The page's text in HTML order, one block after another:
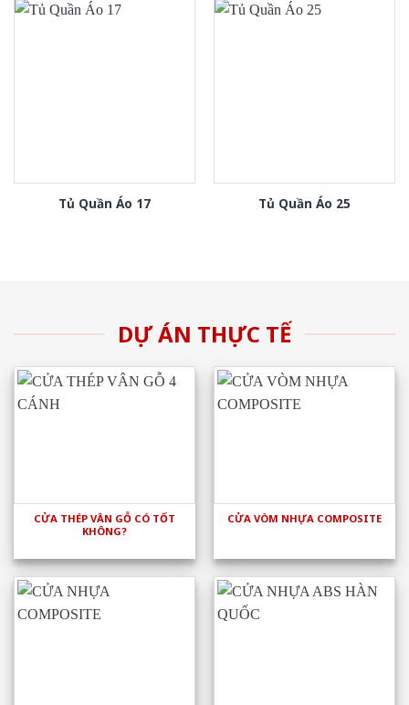
Tủ Quần Áo 17 Tủ Quần Áo 25
DỰ ÁN THỰC TẾ
CỬA THÉP VÂN GỖ CÓ TỐT
KHÔNG?
CỬA VÒM NHỰA COMPOSITE